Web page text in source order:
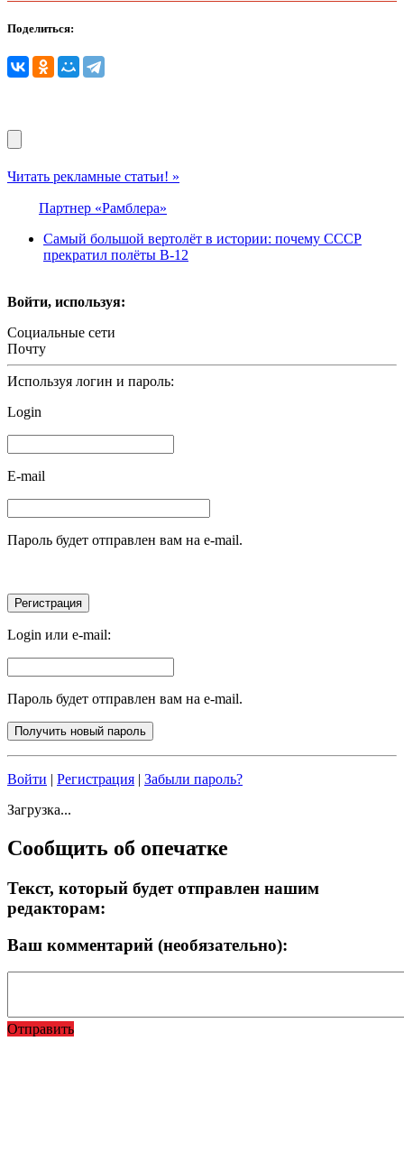
Поделиться:
Читать рекламные статьи! »
Партнер «Рамблера»
Cамый бoльшой вертoлёт в истории: почему CCСР
прекратил полёты B-12
Войти, используя:
Социальные сети
Почту
Используя логин и пароль:
Login
E-mail
Пароль будет отправлен вам на e-mail.
Login или e-mail:
Пароль будет отправлен вам на e-mail.
Войти | Регистрация | Забыли пароль?
Загрузка...
Сообщить об опечатке
Текст, который будет отправлен нашим
редакторам:
Ваш комментарий (необязательно):
Отправить